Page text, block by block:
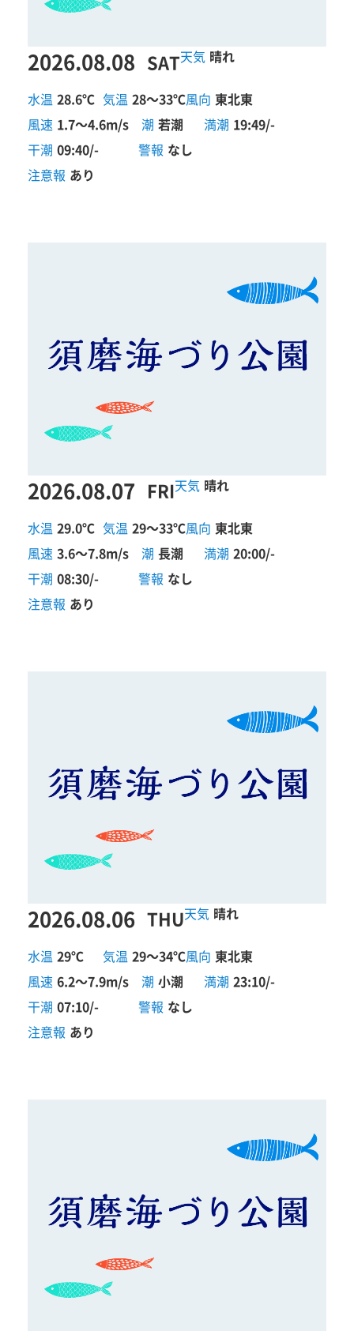
2026.08.08 SAT 晴れ
水温 28.6℃ 気温 28～33℃風向 東北東
風速 1.7～4.6m/s 潮 若潮 満潮 19:49/-
干潮 09:40/- 警報 なし
注意報 あり
2026.08.07 FRI 晴れ
水温 29.0℃ 気温 29～33℃風向 東北東
風速 3.6～7.8m/s 潮 長潮 満潮 20:00/-
干潮 08:30/- 警報 なし
注意報 あり
2026.08.06 THU 晴れ
水温 29℃ 気温 29～34℃風向 東北東
風速 6.2～7.9m/s 潮 小潮 満潮 23:10/-
干潮 07:10/- 警報 なし
注意報 あり